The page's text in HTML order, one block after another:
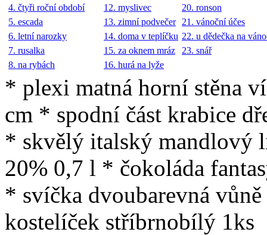
4. čtyři roční období
12. myslivec
20. ronson
5. escada
13. zimní podvečer
21. vánoční účes
6. letní narozky
14. doma v teplíčku 22. u dědečka na
7. rusalka
15. za oknem mráz
23. snář
8. na rybách
16. hurá na lyže
* plexi matná horní stěna
cm * spodní část krabice
* skvělý italský
20% 0,7 l * čokoláda
* svíčka dvoubarevná
kostelíček stříbrnobílý 1ks